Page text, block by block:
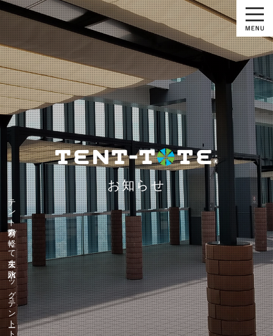
お知らせ
テント素材の軽くて丈夫な防水バッグ『テントート』